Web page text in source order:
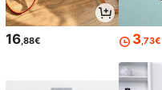
16,88€ 3,73€